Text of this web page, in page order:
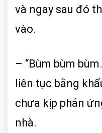
và ngay sau đó
vào.
– “Bùm bùm
liên tục bằng
chưa kịp phản
nhà.